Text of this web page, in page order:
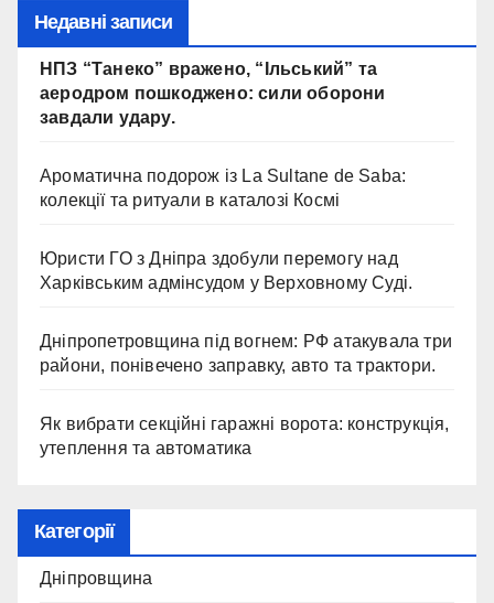
договором після невдалих
торгів.
Недавні записи
НПЗ “Танеко” вражено, “Ільський” та
аеродром пошкоджено: сили оборони
завдали удару.
Ароматична подорож із La Sultane de Saba:
колекції та ритуали в каталозі Космі
Юристи ГО з Дніпра здобули перемогу над
Харківським адмінсудом у Верховному Суді.
Дніпропетровщина під вогнем: РФ атакувала три
райони, понівечено заправку, авто та трактори.
Як вибрати секційні гаражні ворота: конструкція,
утеплення та автоматика
Категорії
Дніпровщина